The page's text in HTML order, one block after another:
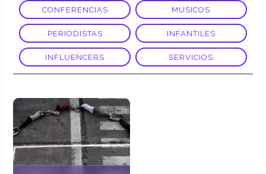
CONFERENCIAS MUSICOS
PERIODISTAS INFANTILES
INFLUENCERS SERVICIOS